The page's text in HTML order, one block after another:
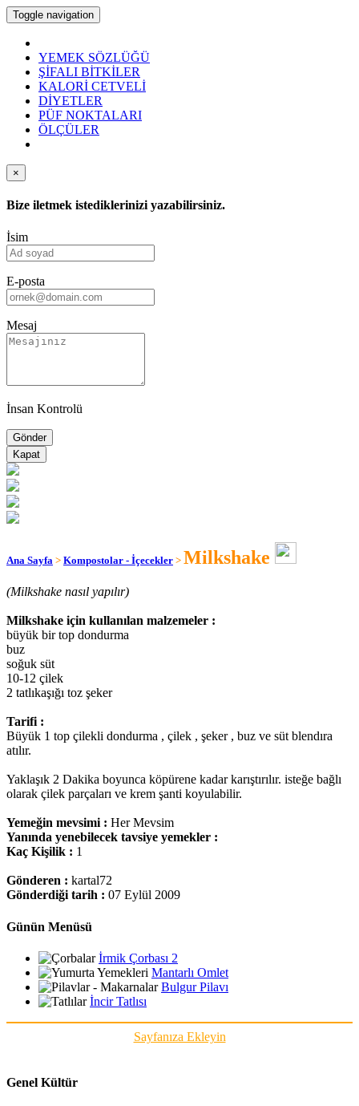
Toggle navigation
YEMEK SÖZLÜĞÜ
ŞİFALI BİTKİLER
KALORİ CETVELİ
DİYETLER
PÜF NOKTALARI
ÖLÇÜLER
×
Bize iletmek istediklerinizi yazabilirsiniz.
İsim
E-posta
Mesaj
İnsan Kontrolü
Kapat
Ana Sayfa > Kompostolar - İçecekler > Milkshake
(Milkshake nasıl yapılır)
Milkshake için kullanılan malzemeler :
büyük bir top dondurma
buz
soğuk süt
10-12 çilek
2 tatlıkaşığı toz şeker
Tarifi :
Büyük 1 top çilekli dondurma , çilek , şeker , buz ve süt blendıra
atılır.
Yaklaşık 2 Dakika boyunca köpürene kadar karıştırılır. isteğe bağlı
olarak çilek parçaları ve krem şanti koyulabilir.
Yemeğin mevsimi : Her Mevsim
Yanında yenebilecek tavsiye yemekler :
Kaç Kişilik : 1
Gönderen : kartal72
Gönderdiği tarih : 07 Eylül 2009
Günün Menüsü
İrmik Çorbası 2
Mantarlı Omlet
Bulgur Pilavı
İncir Tatlısı
Sayfanıza Ekleyin
Genel Kültür